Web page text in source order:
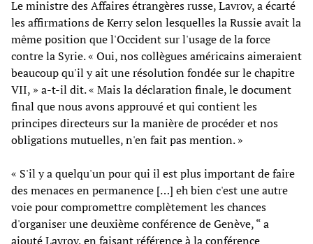
Le ministre des Affaires étrangères russe, Lavrov, a écarté
les affirmations de Kerry selon lesquelles la Russie avait la
même position que l'Occident sur l'usage de la force
contre la Syrie. « Oui, nos collègues américains aimeraient
beaucoup qu'il y ait une résolution fondée sur le chapitre
VII, » a-t-il dit. « Mais la déclaration finale, le document
final que nous avons approuvé et qui contient les
principes directeurs sur la manière de procéder et nos
obligations mutuelles, n'en fait pas mention. »
« S'il y a quelqu'un pour qui il est plus important de faire
des menaces en permanence […] eh bien c'est une autre
voie pour compromettre complètement les chances
d'organiser une deuxième conférence de Genève, “ a
ajouté Lavrov, en faisant référence à la conférence